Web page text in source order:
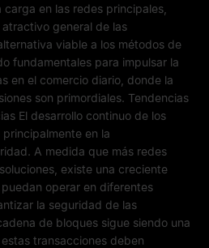
en las redes principales,
general de las
viable a los métodos de
fundamentales para impulsar la
en el comercio diario, donde la
son primordiales. Tendencias
El desarrollo continuo de los
en la
A medida que más redes
existe una creciente
operar en diferentes
la seguridad de las
de bloques sigue siendo una
transacciones deben